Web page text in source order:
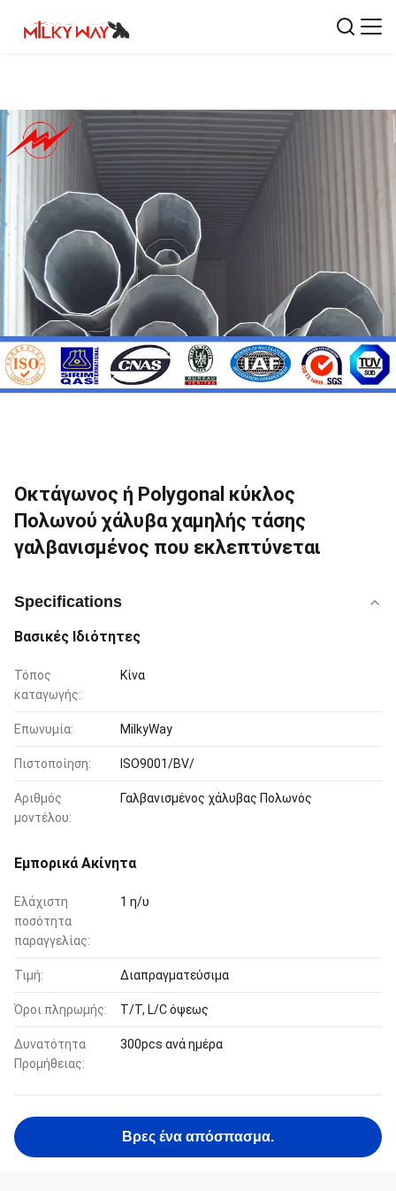
Οκτάγωνος ή Polygonal κύκλος
Πολωνού χάλυβα χαμηλής τάσης
γαλβανισμένος που εκλεπτύνεται
Specifications
Βασικές Ιδιότητες
Τόπος
καταγωγής:
Κίνα
Επωνυμία: MilkyWay
Πιστοποίηση: ISO9001/BV/
Αριθμός
μοντέλου:
Γαλβανισμένος χάλυβας Πολωνός
Εμπορικά Ακίνητα
Ελάχιστη
ποσότητα
παραγγελίας:
1 η/υ
Τιμή: Διαπραγματεύσιμα
Όροι πληρωμής: T/T, L/C όψεως
Δυνατότητα
Προμήθειας:
300pcs ανά ημέρα
Βρες ένα απόσπασμα.